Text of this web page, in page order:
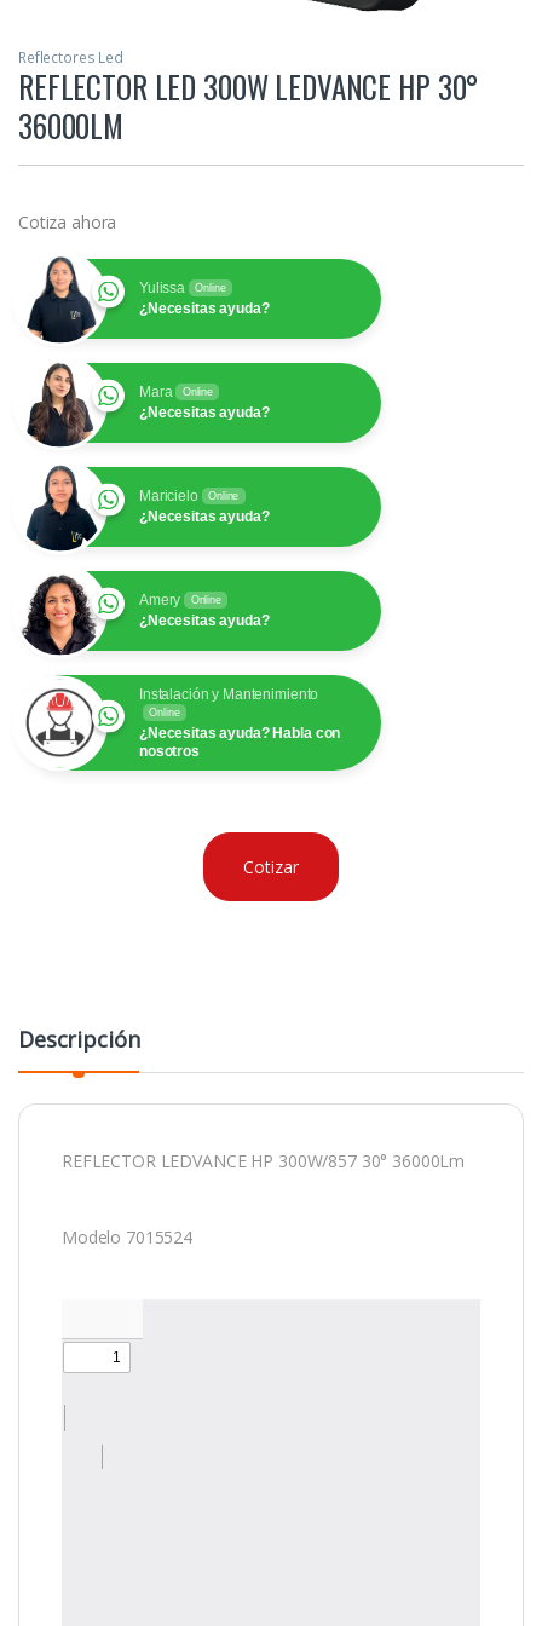
Reflectores Led
REFLECTOR LED 300W LEDVANCE HP 30°
36000LM
Cotiza ahora
Yulissa Online
¿Necesitas ayuda?
Mara Online
¿Necesitas ayuda?
Maricielo Online
¿Necesitas ayuda?
Amery Online
¿Necesitas ayuda?
Instalación y Mantenimiento
Online
¿Necesitas ayuda? Habla con
nosotros
Cotizar
Descripción
REFLECTOR LEDVANCE HP 300W/857 30° 36000Lm
Modelo 7015524